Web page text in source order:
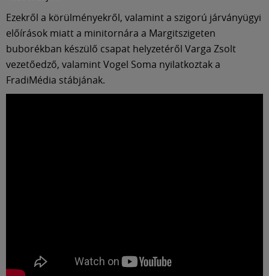
Ezekről a körülményekről, valamint a szigorú járványügyi
előírások miatt a minitornára a Margitszigeten
buborékban készülő csapat helyzetéről Varga Zsolt
vezetőedző, valamint Vogel Soma nyilatkoztak a
FradiMédia stábjának.